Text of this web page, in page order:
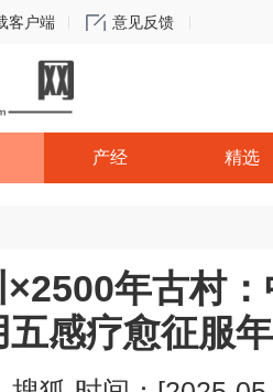
客户端 意见反馈
产经 精选
年古村
五感疗愈征服